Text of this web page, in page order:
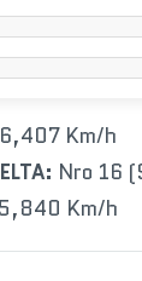
Km/h
Nro 16
Km/h